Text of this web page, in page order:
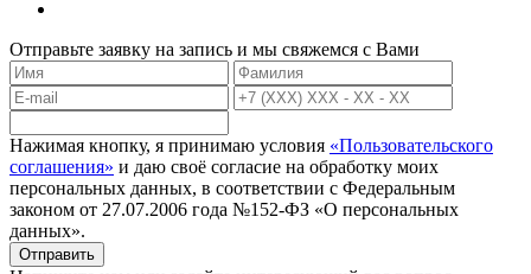
Отправьте заявку на запись и мы свяжемся с Вами
Нажимая кнопку, я принимаю условия «Пользовательского
соглашения» и даю своё согласие на обработку моих
персональных данных, в соответствии с Федеральным
законом от 27.07.2006 года №152-ФЗ «О персональных
данных».
Отправить